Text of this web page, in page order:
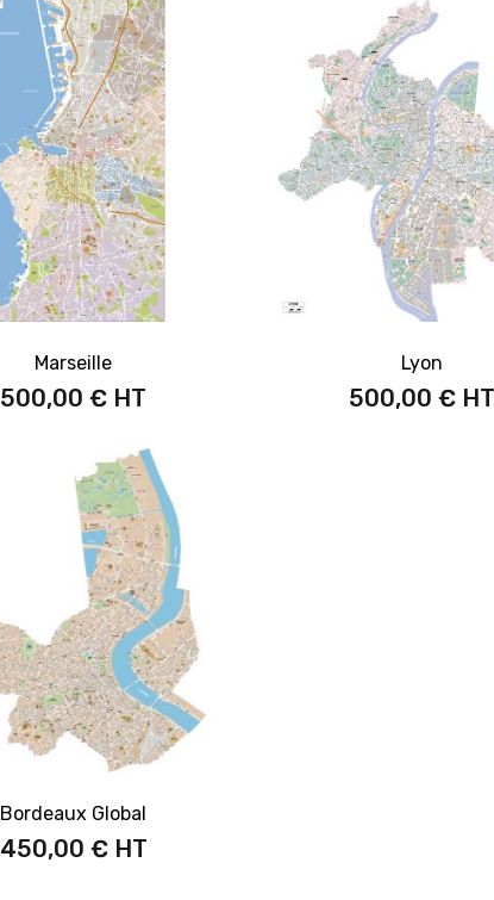
Marseille
500,00 €
Lyon
500,00 €
Bordeaux Global
450,00 €